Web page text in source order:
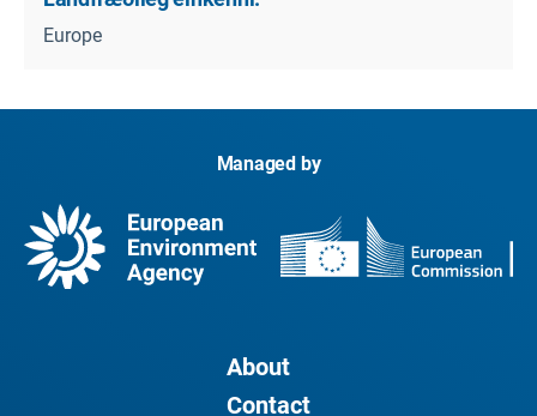
Europe
Managed by
About
Contact